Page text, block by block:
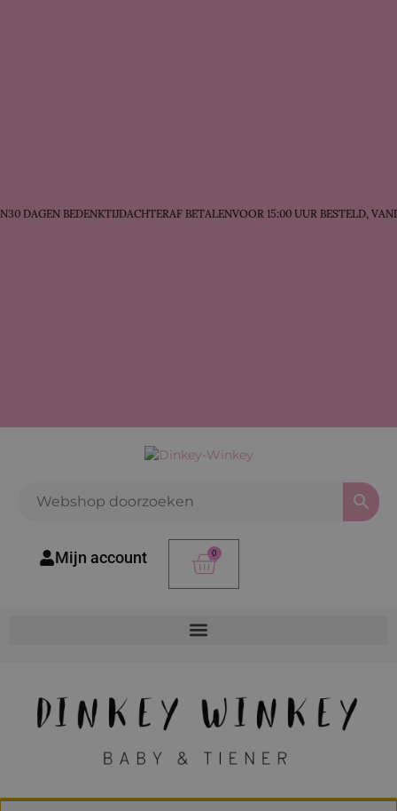
BEDENKTIJDACHTERAF BETALENVOOR 15:00 UUR BESTELD,
Mijn account 0